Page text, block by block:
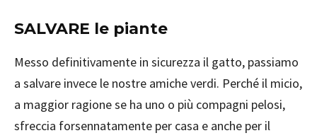
SALVARE le piante
Messo definitivamente in sicurezza il gatto, passiamo
a salvare invece le nostre amiche verdi. Perché il micio,
a maggior ragione se ha uno o più compagni pelosi,
sfreccia forsennatamente per casa e anche per il